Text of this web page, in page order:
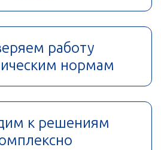
работу
нормам
к решениям